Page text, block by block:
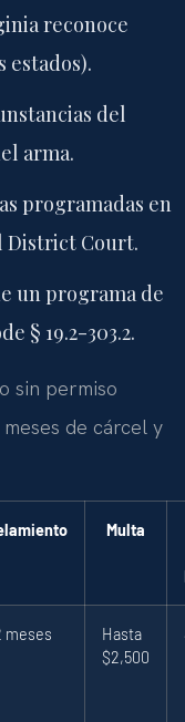
reconoce
estados).
del
arma.
programadas en
District Court.
un programa de
§ 19.2-303.2.
sin permiso
de cárcel y
Multa
meses
Hasta
$2,500